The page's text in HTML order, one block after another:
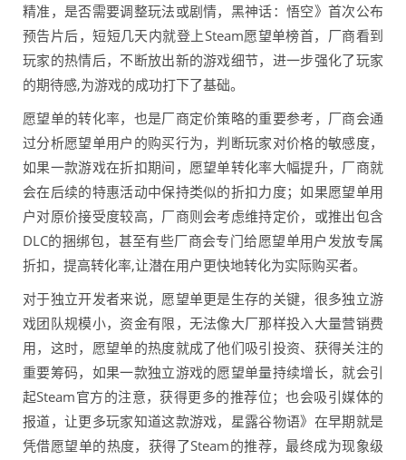
精准，是否需要调整玩法或剧情，黑神话：悟空》首次公布
预告片后，短短几天内就登上Steam愿望单榜首，厂商看到
玩家的热情后，不断放出新的游戏细节，进一步强化了玩家
的期待感,为游戏的成功打下了基础。
愿望单的转化率，也是厂商定价策略的重要参考，厂商会通
过分析愿望单用户的购买行为，判断玩家对价格的敏感度，
如果一款游戏在折扣期间，愿望单转化率大幅提升，厂商就
会在后续的特惠活动中保持类似的折扣力度；如果愿望单用
户对原价接受度较高，厂商则会考虑维持定价，或推出包含
DLC的捆绑包，甚至有些厂商会专门给愿望单用户发放专属
折扣，提高转化率,让潜在用户更快地转化为实际购买者。
对于独立开发者来说，愿望单更是生存的关键，很多独立游
戏团队规模小，资金有限，无法像大厂那样投入大量营销费
用，这时，愿望单的热度就成了他们吸引投资、获得关注的
重要筹码，如果一款独立游戏的愿望单量持续增长，就会引
起Steam官方的注意，获得更多的推荐位；也会吸引媒体的
报道，让更多玩家知道这款游戏，星露谷物语》在早期就是
凭借愿望单的热度，获得了Steam的推荐，最终成为现象级